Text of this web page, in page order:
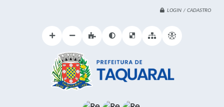
LOGIN / CADASTRO